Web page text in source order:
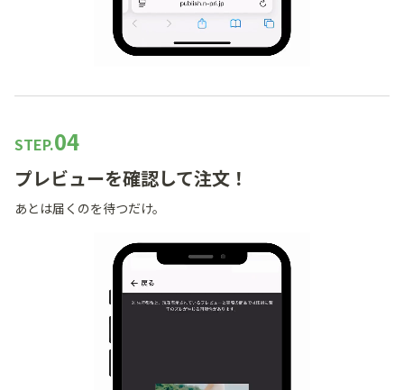
STEP.04
プレビューを確認して注文！
あとは届くのを待つだけ。